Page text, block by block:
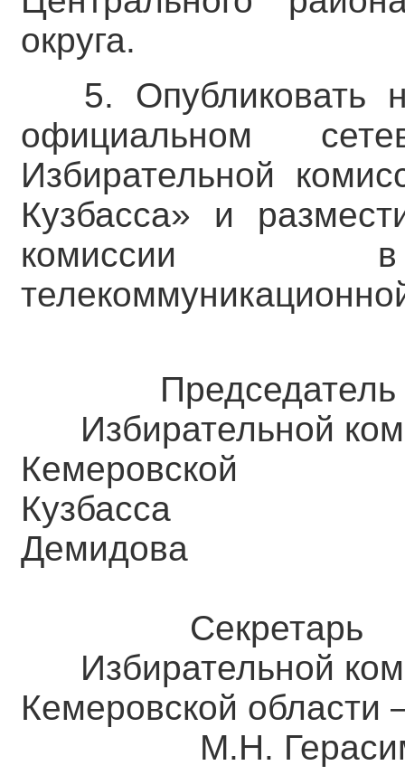
округа.
5. Опубликовать
официальном
Избирательной
Кузбасса» и
комиссии в
Председатель
Избирательной
Демидова
Секретарь
Избирательной
Кемеровской
М.Н.